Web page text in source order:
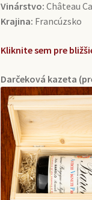
Vinárstvo: Château
Krajina: Francúzsko
Kliknite sem pre
Darčeková kazeta